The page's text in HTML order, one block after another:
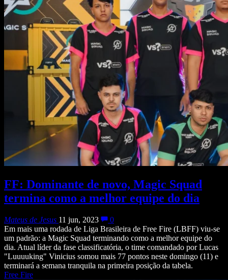
FF: Dominante de novo, Magic Squad
termina como a melhor equipe do dia
Mateus de Jesus 11 jun, 2023
0
Em mais uma rodada de Liga Brasileira de Free Fire (LBFF) viu-se
um padrão: a Magic Squad terminando como a melhor equipe do
dia. Atual líder da fase classificatória, o time comandado por Lucas
"Luuuuking" Vinicius somou mais 77 pontos neste domingo (11) e
terminará a semana tranquila na primeira posição da tabela.
Free Fire